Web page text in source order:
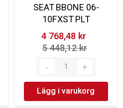
SEAT BBONE 06-
10FXST PLT
4 768,48 kr‎
5 448,12 kr‎
Lägg i varukorg